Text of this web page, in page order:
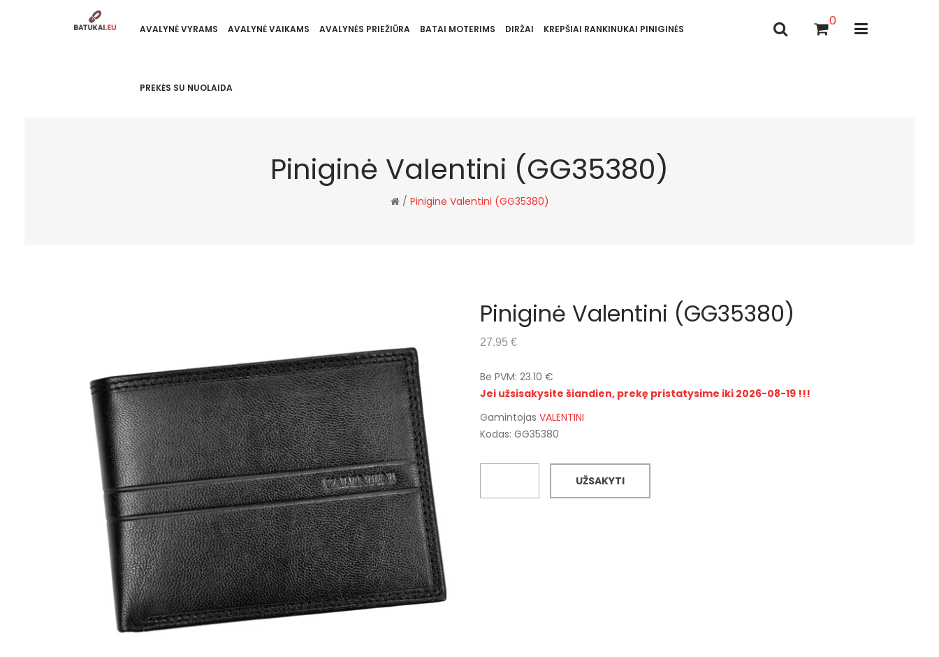
AVALYNĖ VYRAMS AVALYNĖ VAIKAMS AVALYNĖS PRIEŽIŪRA BATAI MOTERIMS DIRŽAI KREPŠIAI RANKINUKAI PINIGINĖS
PREKĖS SU NUOLAIDA
0
Piniginė Valentini (GG35380)
/ Piniginė Valentini (GG35380)
Piniginė Valentini (GG35380)
27.95 €
Be PVM: 23.10 €
Jei užsisakysite šiandien, prekę pristatysime iki 2026-08-19 !!!
Gamintojas VALENTINI
Kodas: GG35380
UŽSAKYTI